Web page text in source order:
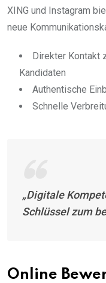
XING und Instagram
neue
Direkter Kontakt
Kandidaten
Authentische
Schnelle
„Digitale
Schlüssel zum
Online